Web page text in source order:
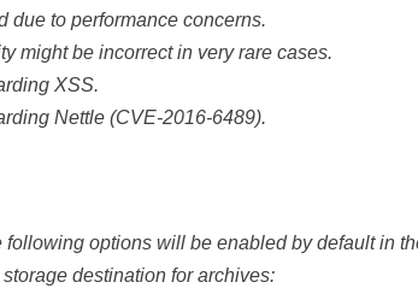
due to performance concerns.
might be incorrect in very rare cases.
XSS.
Nettle (CVE-2016-6489).
following options will be enabled by default in
destination for archives: